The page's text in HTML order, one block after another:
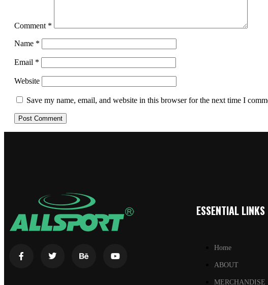
Comment *
Name *
Email *
Website
Save my name, email, and website in this browser for the next time I
ESSENTIAL LINKS
Home
ABOUT
MERCHANDISE